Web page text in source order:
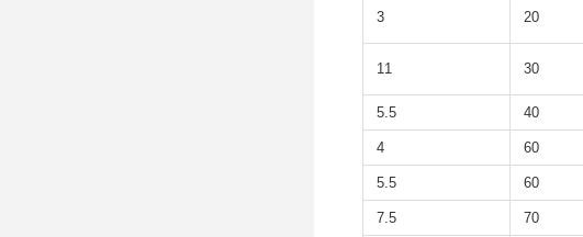
20
3
30
11
40
5.5
60
4
60
5.5
70
7.5